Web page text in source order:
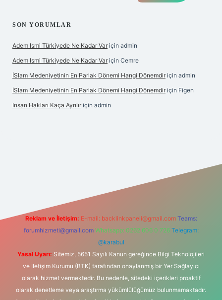
SON YORUMLAR
Adem Ismi Türkiyede Ne Kadar Var için admin
Adem Ismi Türkiyede Ne Kadar Var için Cemre
İSlam Medeniyetinin En Parlak Dönemi Hangi Dönemdir için admin
İSlam Medeniyetinin En Parlak Dönemi Hangi Dönemdir için Figen
Insan Hakları Kaça Ayrılır için admin
Reklam ve İletişim: E-mail: backlinkpaneli@gmail.com Teams:
forumhizmeti@gmail.com Whatsapp: 0262 606 0 726 Telegram:
@karabul
Yasal Uyarı: Sitemiz, 5651 Sayılı Kanun gereğince Bilgi Teknolojileri
ve İletişim Kurumu (BTK) tarafından onaylanmış bir Yer Sağlayıcı
olarak hizmet vermektedir. Bu nedenle, sitedeki içerikleri proaktif
olarak denetleme veya araştırma yükümlülüğümüz bulunmamaktadır.